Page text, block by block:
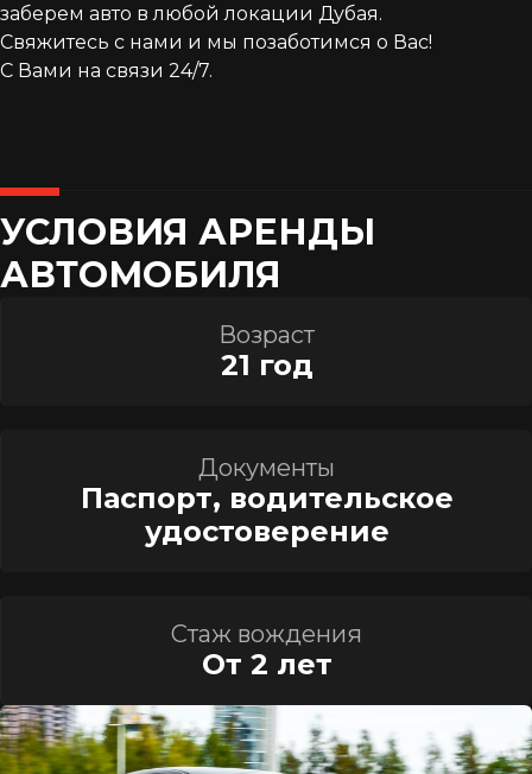
заберем авто в любой локации Дубая.
Свяжитесь с нами и мы позаботимся о Вас!
С Вами на связи 24/7.
УСЛОВИЯ АРЕНДЫ
АВТОМОБИЛЯ
Возраст
21 год
Документы
Паспорт, водительское
удостоверение
Стаж вождения
От 2 лет